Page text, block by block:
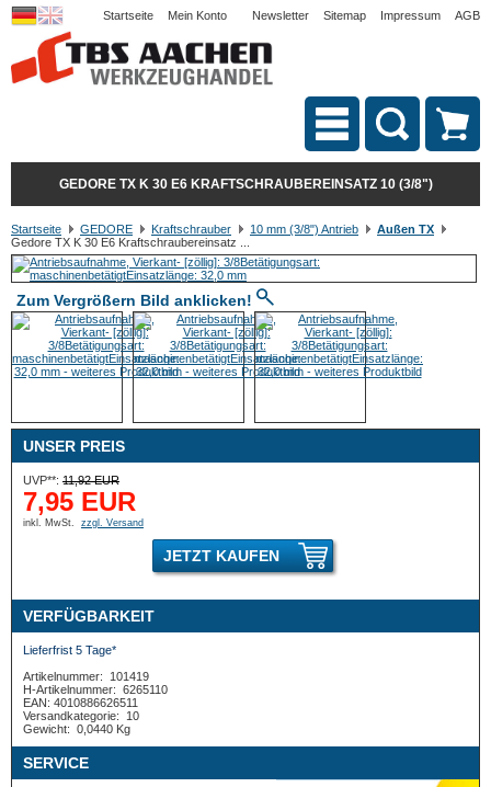
Startseite Mein Konto Newsletter Sitemap Impressum AGB
GEDORE TX K 30 E6 KRAFTSCHRAUBEREINSATZ 10 (3/8")
Startseite GEDORE Kraftschrauber 10 mm (3/8") Antrieb
Außen TX
Gedore TX K 30 E6 Kraftschraubereinsatz ...
Zum Vergrößern Bild anklicken!
UNSER PREIS
UVP**: 11,92 EUR
7,95 EUR
inkl. MwSt. zzgl. Versand
JETZT KAUFEN
VERFÜGBARKEIT
Lieferfrist 5 Tage*
Artikelnummer:
101419
H-Artikelnummer: 6265110
EAN: 4010886626511
Versandkategorie:
10
Gewicht: 0,0440 Kg
SERVICE